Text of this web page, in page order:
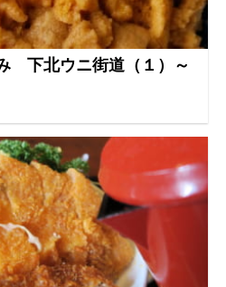
下北ウニ街道（１）～